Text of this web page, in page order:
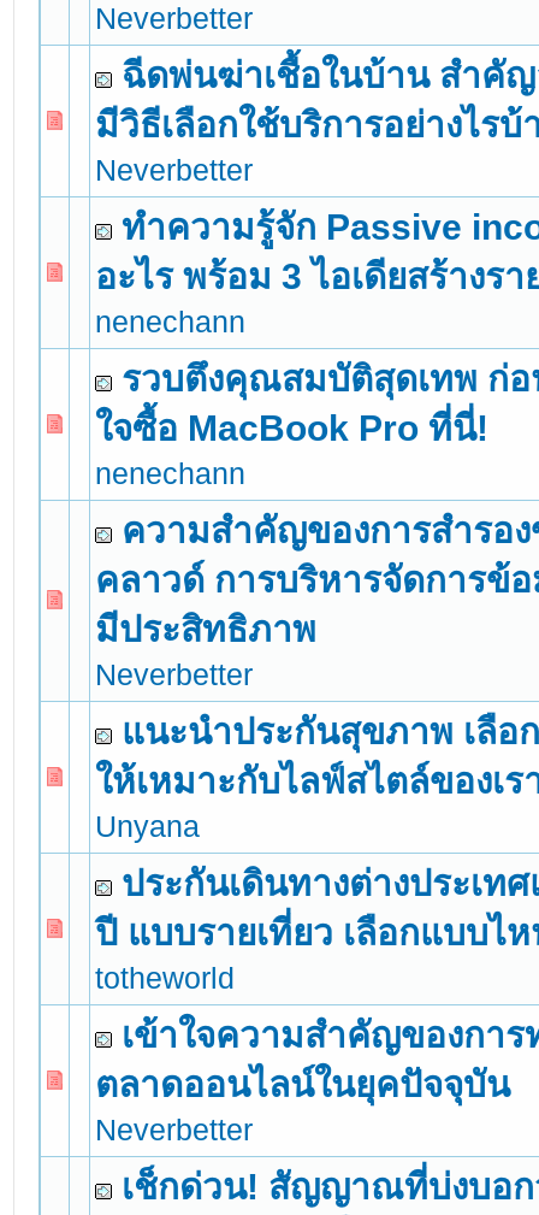
Neverbetter
ฉีดพ่นฆ่าเชื้อในบ้าน สำคัญ
มีวิธีเลือกใช้บริการอย่างไรบ้
Neverbetter
0 Vote(s) - 0 out of 5 in Average
1 2345
ทำความรู้จัก Passive
อะไร พร้อม 3 ไอเดียสร้างรา
nenechann
0 Vote(s) - 0 out of 5 in Average
12345
รวบตึงคุณสมบัติสุดเทพ ก่
ใจซื้อ MacBook Pro ที่นี่!
nenechann
0 Vote(s) - 0 out of 5 in Average
1 23 45
ความสำคัญของการสำรอ
คลาวด์ การบริหารจัดการข้
มีประสิทธิภาพ
Neverbetter
แนะนำประกันสุขภาพ เลือ
ให้เหมาะกับไลฟ์สไตล์ของเร
Unyana
0 Vote(s) - 0 out of 5 in Average
12345
ประกันเดินทางต่างประเท
ปี แบบรายเที่ยว เลือกแบบไ
totheworld
0 Vote(s) - 0 out of 5 in Average
1 23 4 5
เข้าใจความสำคัญของการ
ตลาดออนไลน์ในยุคปัจจุบัน
Neverbetter
0 Vote(s) - 0 out of 5 in Average
1 2 3 4 5
เช็กด่วน! สัญญาณที่บ่งบอก